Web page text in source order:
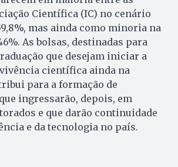
Científica (IC) no cenário
mas ainda como minoria na
As bolsas, destinadas para
que desejam iniciar a
científica ainda na
para a formação de
ingressarão, depois, em
e que darão continuidade
e da tecnologia no país.